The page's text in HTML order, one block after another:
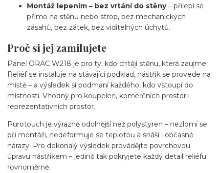
Montáž lepením – bez vrtání do stěny– přilepí se
přímo na stěnu nebo strop, bez mechanických
zásahů, bez zátek, bez viditelných úchytů.
Proč si jej zamilujete
Panel ORAC W218 je pro ty, kdo chtějí stěnu, která zaujme.
Reliéf se instaluje na stávající podklad, nástřik se provede na
místě – a výsledek si podmaní každého, kdo vstoupí do
místnosti. Vhodný pro koupelen, komerčních prostor i
reprezentativních prostor.
Purotouch je výrazně odolnější než polystyren – nezlomí se
při montáži, nedeformuje se teplotou a snáší i občasné
nárazy. Pro dokonalý výsledek provádějte povrchovou
úpravu nástřikem – jedině tak pokryjete každý detail reliéfu
rovnoměrně.